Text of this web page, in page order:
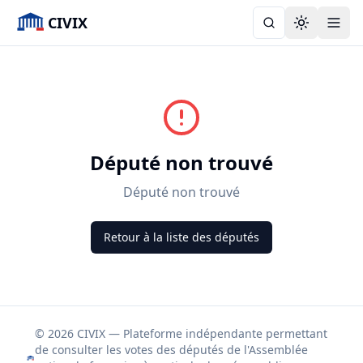
CIVIX Toggle
Député non trouvé
Député non trouvé
Retour à la liste des députés
© 2026 CIVIX — Plateforme indépendante permettant
de consulter les votes des députés de l'Assemblée